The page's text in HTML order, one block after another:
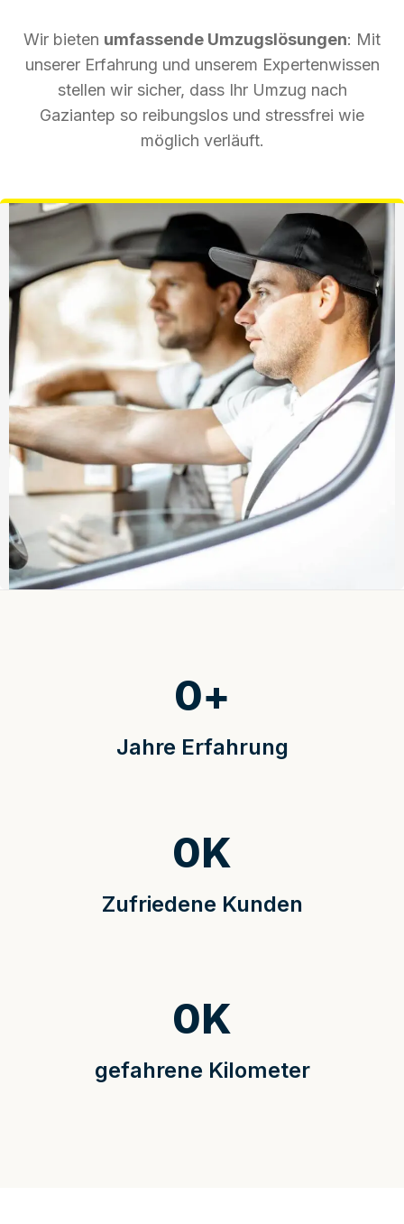
Wir bieten umfassende Umzugslösungen: Mit
unserer Erfahrung und unserem Expertenwissen
stellen wir sicher, dass Ihr Umzug nach
Gaziantep so reibungslos und stressfrei wie
möglich verläuft.
Jahre Erfahrung
0+
Zufriedene Kunden
0K
gefahrene Kilometer
0K